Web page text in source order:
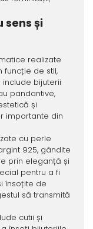
sens și
realizate
funcție de stil,
bijuterii
pandantive,
și
importante din
cu perle
925, gândite
prin eleganță și
pentru a fi
însoțite de
să transmită
cutii și